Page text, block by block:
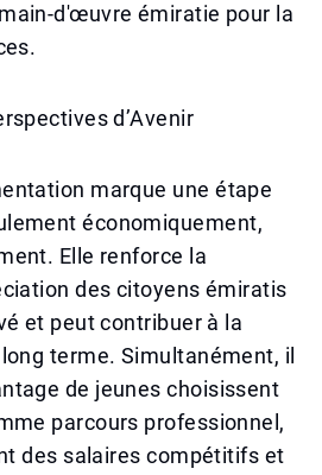
d'œuvre émiratie pour la
d’Avenir
marque une étape
économiquement,
Elle renforce la
des citoyens émiratis
et peut contribuer à la
terme. Simultanément, il
de jeunes choisissent
parcours professionnel,
des salaires compétitifs et